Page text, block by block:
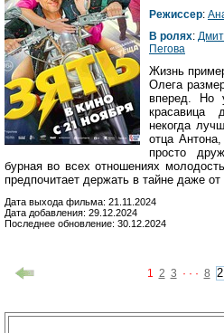
Режиссер:
В ролях:
Пегова
Жизнь
Олега
вперед. Но
красавица
некогда
отца
просто
бурная во всех отношениях
предпочитает держать в тайне даже от
Дата выхода фильма: 21.11.2024
Дата добавления: 29.12.2024
Последнее обновление: 30.12.2024
1 2 3 · · · 8